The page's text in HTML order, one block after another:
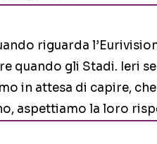
riguarda
quando gli Stadi. Ieri
in attesa di capire,
aspettiamo la loro